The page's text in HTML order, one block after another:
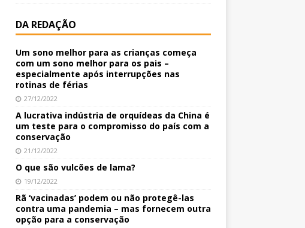
DA REDAÇÃO
Um sono melhor para as crianças começa
com um sono melhor para os pais –
especialmente após interrupções nas
rotinas de férias
27/12/2022
A lucrativa indústria de orquídeas da China é
um teste para o compromisso do país com a
conservação
21/12/2022
O que são vulcões de lama?
19/12/2022
Rã ‘vacinadas’ podem ou não protegê-las
contra uma pandemia – mas fornecem outra
opção para a conservação